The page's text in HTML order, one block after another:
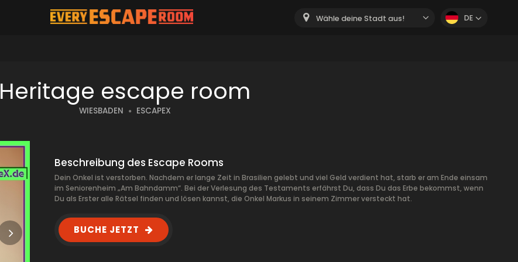
Wähle deine Stadt aus! DE
Heritage escape room
WIESBADEN ESCAPEX
Beschreibung des Escape Rooms
Dein Onkel ist verstorben. Nachdem er lange Zeit in Brasilien gelebt und viel Geld verdient hat, starb er am Ende einsam
im Seniorenheim „Am Bahndamm“. Bei der Verlesung des Testaments erfährst Du, dass Du das Erbe bekommst, wenn
Du als Erster alle Rätsel finden und lösen kannst, die Onkel Markus in seinem Zimmer versteckt hat.
BUCHE JETZT